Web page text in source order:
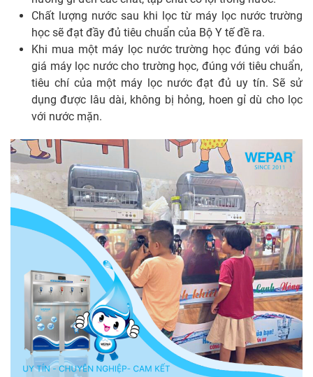
Chất lượng nước sau khi lọc từ máy lọc nước trường
học sẽ đạt đầy đủ tiêu chuẩn của Bộ Y tế đề ra.
Khi mua một máy lọc nước trường học đúng với báo
giá máy lọc nước cho trường học, đúng với tiêu chuẩn,
tiêu chí của một máy lọc nước đạt đủ uy tín. Sẽ sử
dụng được lâu dài, không bị hỏng, hoen gỉ dù cho lọc
với nước mặn.